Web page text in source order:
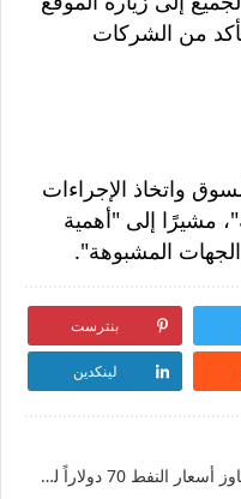
من الشركات
واتخاذ الإجراءات
مشيرًا إلى "أهمية
المشبوهة".
بنترست
لينكدين
ما الذي يدفع العراق للاقتراض رغم تجاوز أسعار النفط 70 دولاراً للبرميل؟